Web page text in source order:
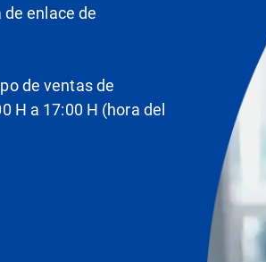
enlace de
de ventas de
H a 17:00 H (hora del